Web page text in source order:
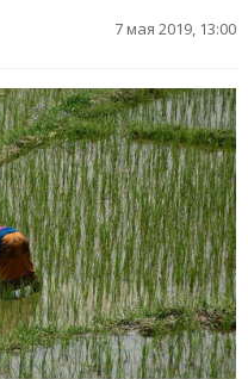
7 мая 2019, 13:00